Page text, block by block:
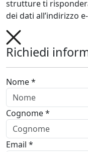
strutture ti
dei dati all’indirizzo
Richiedi
Nome *
Cognome *
Email *